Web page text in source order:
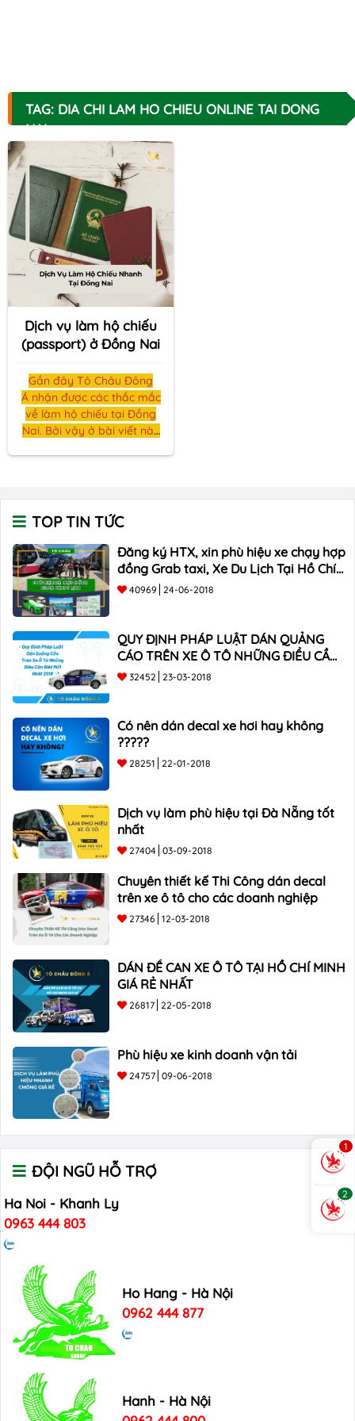
TAG: DIA CHI LAM HO CHIEU ONLINE TAI DONG
NAI
Dịch vụ làm hộ chiếu
(passport) ở Đồng Nai
Gần đây Tô Châu Đông
Á nhận được các thắc mắc
về làm hộ chiếu tại Đồng
Nai. Bởi vậy ở bài viết này
Nai.
TOP TIN TỨC
Đăng ký HTX, xin phù hiệu xe chạy hợp
đồng Grab taxi, Xe Du Lịch Tại Hồ Chí
Minh Giá Rẻ
40969 24-06-2018
QUY ĐỊNH PHÁP LUẬT DÁN QUẢNG
CÁO TRÊN XE Ô TÔ NHỮNG ĐIỀU CẦN
BIẾT mới nhất 2018 ???
32452 23-03-2018
Có nên dán decal xe hơi hay không
?????
28251 22-01-2018
Dịch vụ làm phù hiệu tại Đà Nẵng tốt
nhất
27404 03-09-2018
Chuyên thiết kế Thi Công dán decal
trên xe ô tô cho các doanh nghiệp
27346 12-03-2018
DÁN ĐỀ CAN XE Ô TÔ TẠI HỒ CHÍ MINH
GIÁ RẺ NHẤT
26817 22-05-2018
Phù hiệu xe kinh doanh vận tải
24757 09-06-2018
ĐỘI NGŨ HỖ TRỢ
Ha Noi - Khanh Ly
0963 444 803
Ho Hang - Hà Nội
0962 444 877
Hanh - Hà Nội
1
2